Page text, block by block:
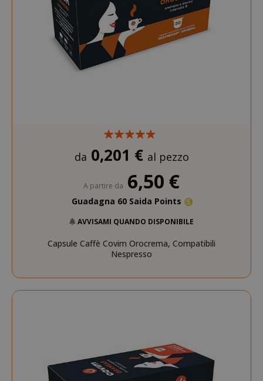
da 0,201 € al pezzo
A partire da 6,50 €
Guadagna 60 Saida Points
AVVISAMI QUANDO DISPONIBILE
Capsule Caffè Covim Orocrema, Compatibili
Nespresso